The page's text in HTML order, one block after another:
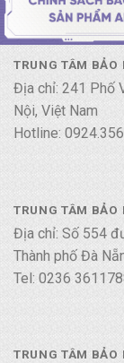
TRUNG TÂM
Địa chỉ: 241 Phố
Nội, Việt Nam
Hotline:
TRUNG TÂM BẢO
Địa chỉ: Số 554
Thành phố Đà
Tel: 0236
TRUNG TÂM